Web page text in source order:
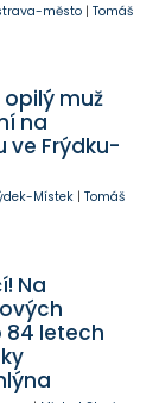
město| Tomáš
muž
na
ve Frýdku-
Místek| Tomáš
Na
84 letech